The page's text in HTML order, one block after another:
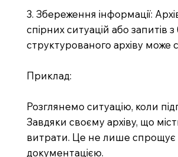
3. Збереження інформації:
спірних ситуацій або
структурованого архіву може
Приклад:
Розглянемо ситуацію, коли
Завдяки своєму архіву, що
витрати. Це не лише спрощує
документацією.